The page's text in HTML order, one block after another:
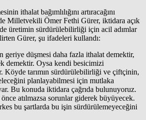
ithalat bağımlılığını artıracağını
Milletvekili Ömer Fethi Gürer, iktidara açık
üretimin sürdürülebilirliği için acil adımlar
Gürer, şu ifadeleri kullandı:
geriye düşmesi daha fazla ithalat demektir,
demektir. Oysa kendi besicimizi
Köyde tarımın sürdürülebilirliği ve çiftçinin,
planlayabilmesi için mutlaka
Bu konuda iktidara çağrıda bulunuyoruz.
atılmazsa sorunlar giderek büyüyecek.
bu şartlarda bu işin sürdürülemeyeceğini